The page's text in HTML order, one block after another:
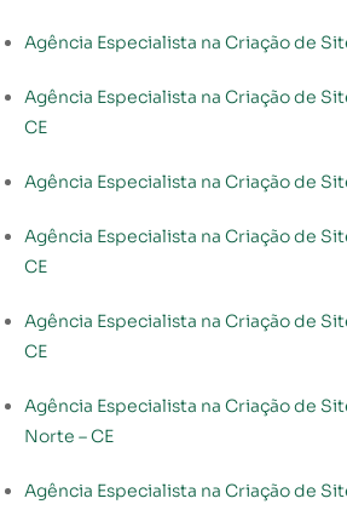
Agência Especialista na Criação de
Agência Especialista na Criação de
CE
Agência Especialista na Criação de
Agência Especialista na Criação de
CE
Agência Especialista na Criação de
CE
Agência Especialista na Criação de
Norte – CE
Agência Especialista na Criação de